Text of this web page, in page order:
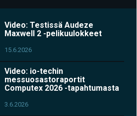
Video: Testissä Audeze
Maxwell 2 -pelikuulokkeet
15.6.2026
Video: io-techin
messuosastoraportit
Computex 2026 -tapahtumasta
3.6.2026